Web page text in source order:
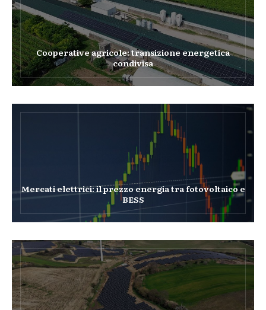
Cooperative agricole: transizione energetica
condivisa
Mercati elettrici: il prezzo energia tra fotovoltaico e
BESS